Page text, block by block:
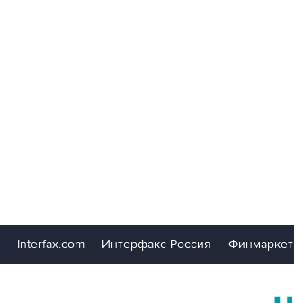
Interfax.com Интерфакс-Россия Финмаркет